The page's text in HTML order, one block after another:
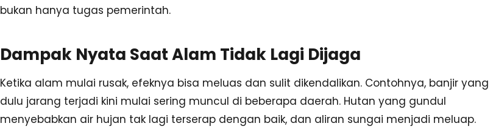
bukan hanya tugas pemerintah.
Dampak Nyata Saat Alam Tidak Lagi Dijaga
Ketika alam mulai rusak, efeknya bisa meluas dan sulit dikendalikan. Contohnya, banjir yang
dulu jarang terjadi kini mulai sering muncul di beberapa daerah. Hutan yang gundul
menyebabkan air hujan tak lagi terserap dengan baik, dan aliran sungai menjadi meluap.